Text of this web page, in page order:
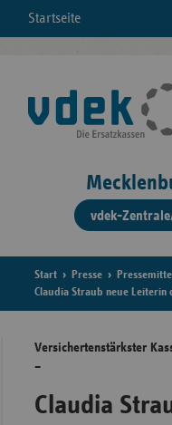
Startseite
vdek-
Start Presse
Claudia Straub neue
Versichertenstärkster
–
Claudia